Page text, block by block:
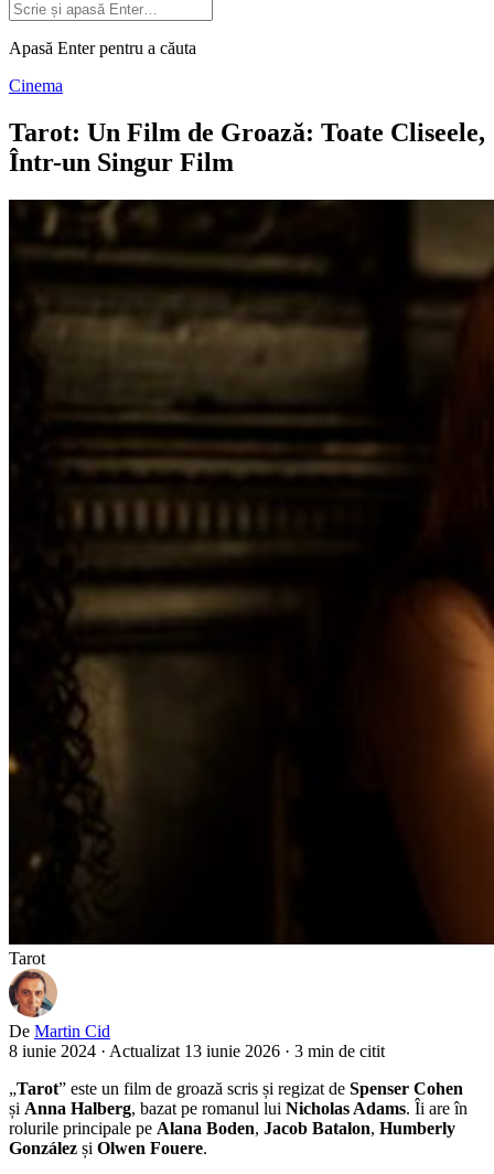
Apasă Enter pentru a căuta
Cinema
Tarot: Un Film de Groază: Toate Cliseele,
Într-un Singur Film
Tarot
De Martin Cid
8 iunie 2024 · Actualizat 13 iunie 2026 · 3 min de citit
„Tarot” este un film de groază scris și regizat de Spenser Cohen
și Anna Halberg, bazat pe romanul lui Nicholas Adams. Îi are în
rolurile principale pe Alana Boden, Jacob Batalon, Humberly
González și Olwen Fouere.